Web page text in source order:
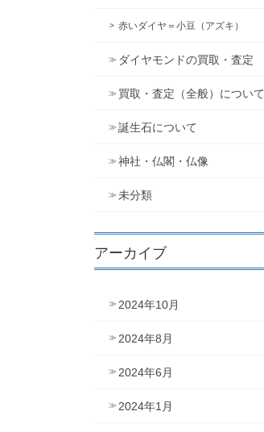
赤いダイヤ＝小豆（アズキ）
ダイヤモンドの買取・査定
買取・査定（全般）について
誕生石について
神社・仏閣・仏像
未分類
アーカイブ
2024年10月
2024年8月
2024年6月
2024年1月